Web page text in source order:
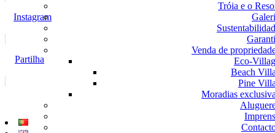
Tróia e o
Venda de
Eco-
Beach
Pine
Moradias
Instagram
Partilha